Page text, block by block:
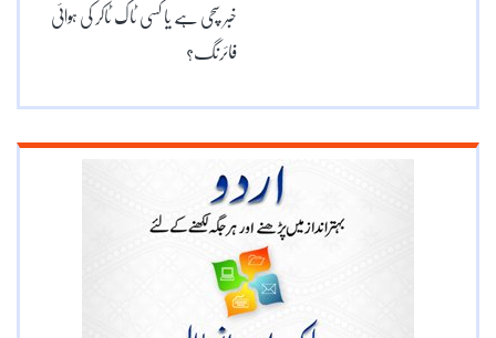
خبر سچی ہے یا کسی ٹاک ٹاکر کی ہوائی
فائرنگ؟